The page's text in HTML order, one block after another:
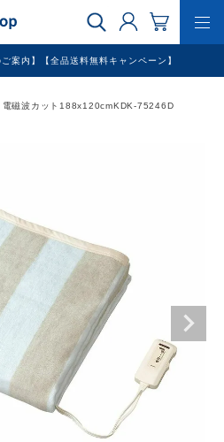
案内】【全品送料無料キャンペーン】
電磁波カット188x120cmKDK-75246D